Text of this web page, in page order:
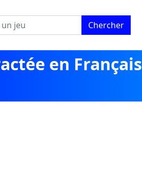
Chercher
en Français